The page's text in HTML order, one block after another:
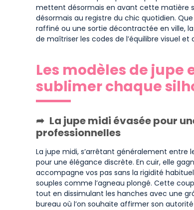
mettent désormais en avant cette matière
désormais au registre du chic quotidien.
raffiné ou une sortie décontractée en ville,
de maîtriser les codes de l’équilibre visuel
Les modèles de
sublimer chaque
La jupe midi évasée pour
professionnelles
La jupe midi, s’arrêtant généralement
pour une élégance discrète. En cuir, elle
accompagne vos pas sans la rigidité
souples comme l’agneau plongé. Cette
tout en dissimulant les hanches avec une
bureau où l’on souhaite affirmer son